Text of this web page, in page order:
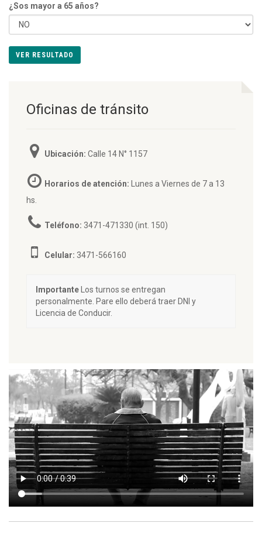
¿Sos mayor a 65 años?
VER RESULTADO
Oficinas de tránsito
Ubicación: Calle 14 N° 1157
Horarios de atención:
Lunes a Viernes de 7 a 13
hs.
Teléfono: 3471-471330 (int. 150)
Celular: 3471-566160
Importante Los turnos se entregan
personalmente. Pare ello deberá traer DNI y
Licencia de Conducir.